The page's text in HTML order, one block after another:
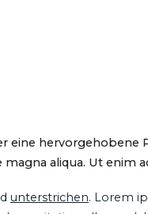
eine
aliqua. Ut enim
unterstrichen. Lorem